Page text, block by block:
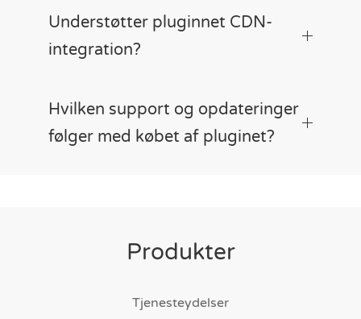
Understøtter pluginnet CDN-
integration?
Hvilken support og opdateringer
følger med købet af pluginet?
Produkter
Tjenesteydelser